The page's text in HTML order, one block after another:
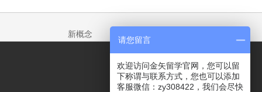
新概念
请您留言
欢迎访问金矢留学官网，您可以留
下称谓与联系方式，您也可以添加
客服微信：zy308422，我们会尽快